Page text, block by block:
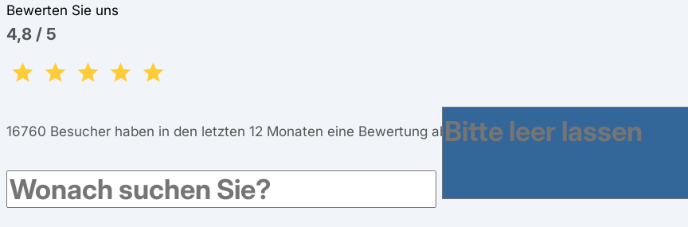
Bewerten Sie uns
4,8 / 5
16760 Besucher haben in den letzten 12 Monaten eine Bewertung abgegeben.